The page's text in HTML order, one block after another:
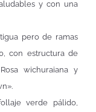
y con una
pero de ramas
con estructura de
wichuraiana y
verde pálido,